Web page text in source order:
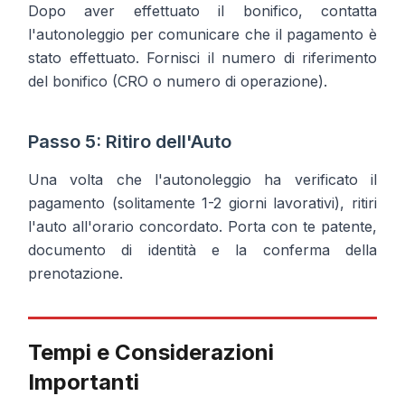
Dopo aver effettuato il bonifico, contatta
l'autonoleggio per comunicare che il pagamento è
stato effettuato. Fornisci il numero di riferimento
del bonifico (CRO o numero di operazione).
Passo 5: Ritiro dell'Auto
Una volta che l'autonoleggio ha verificato il
pagamento (solitamente 1-2 giorni lavorativi), ritiri
l'auto all'orario concordato. Porta con te patente,
documento di identità e la conferma della
prenotazione.
Tempi e Considerazioni
Importanti